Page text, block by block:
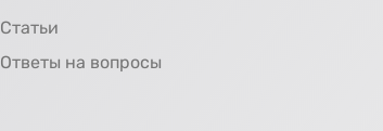
Статьи
Ответы на вопросы